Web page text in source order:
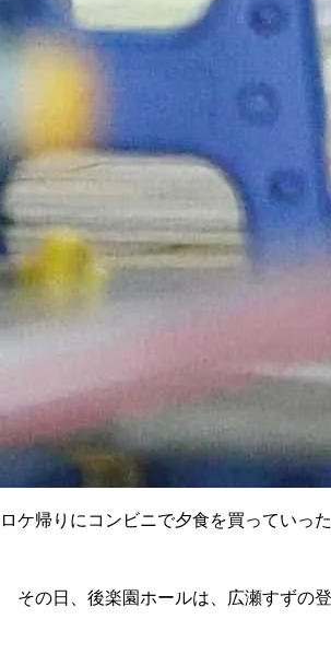
ロケ帰りにコンビニで夕食を買っていっ
その日、後楽園ホールは、広瀬すずの登